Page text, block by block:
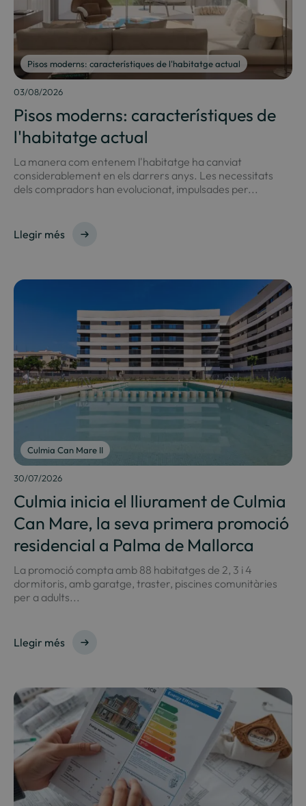
Pisos moderns: característiques de l'habitatge actual
03/08/2026
Pisos moderns: característiques de
l'habitatge actual
La manera com entenem l'habitatge ha canviat
considerablement en els darrers anys. Les necessitats
dels compradors han evolucionat, impulsades per...
Llegir més
Culmia Can Mare II
30/07/2026
Culmia inicia el lliurament de Culmia
Can Mare, la seva primera promoció
residencial a Palma de Mallorca
La promoció compta amb 88 habitatges de 2, 3 i 4
dormitoris, amb garatge, traster, piscines comunitàries
per a adults...
Llegir més